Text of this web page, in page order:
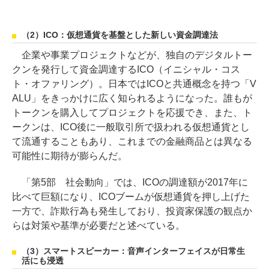
（2）ICO：仮想通貨を基盤とした新しい資金調達法
企業や事業プロジェクトなどが、独自のデジタルトー
クンを発行して資金調達するICO（イニシャル・コス
ト・オファリング）。日本ではICOと共通概念を持つ「V
ALU」をきっかけに広く知られるようになった。誰もが
トークンを購入してプロジェクトを応援でき、また、ト
ークンは、ICO後に一般取引所で扱われる仮想通貨とし
て流通することもあり、これまでの金融商品とは異なる
可能性に期待が膨らんだ。
「第5部 社会動向」では、ICOの調達額が2017年に
比べて巨額になり、ICOブームが仮想通貨を押し上げた
一方で、詐欺行為も発生しており、投資家保護の観点か
らは対策や基準が必要だと述べている。
（3）スマートスピーカー：音声インターフェイスが日常生
活にも浸透